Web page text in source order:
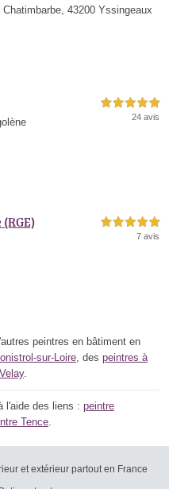
43200 Yssingeaux
5,0 étoiles sur 5
24 avis
5,0 étoiles sur 5
7 avis
peintres en bâtiment en
sur-Loire , des peintres à
.
l'aide des liens : peintre
Tence
et extérieur partout en France